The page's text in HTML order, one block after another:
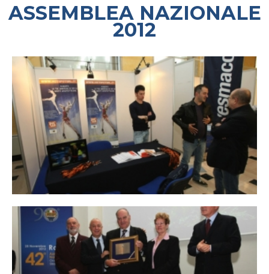
ASSEMBLEA NAZIONALE
2012